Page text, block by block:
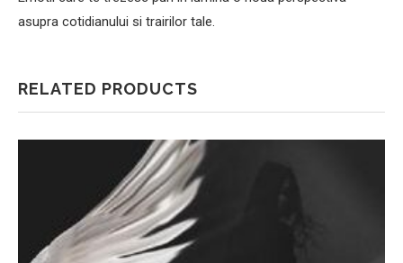
asupra cotidianului si trairilor tale.
RELATED PRODUCTS